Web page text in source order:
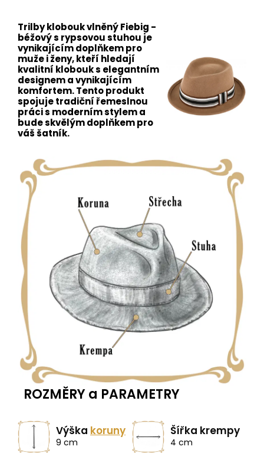
Trilby klobouk vlněný Fiebig -
béžový s rypsovou stuhou je
vynikajícím doplňkem pro
muže i ženy, kteří hledají
kvalitní klobouk s elegantním
designem a vynikajícím
komfortem. Tento produkt
spojuje tradiční řemeslnou
práci s moderním stylem a
bude skvělým doplňkem pro
váš šatník.
ROZMĚRY a PARAMETRY
Výška koruny
9 cm
Šířka krempy
4 cm